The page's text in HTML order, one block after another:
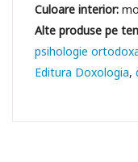
Culoare interior:
psihologie
Editura Doxologia